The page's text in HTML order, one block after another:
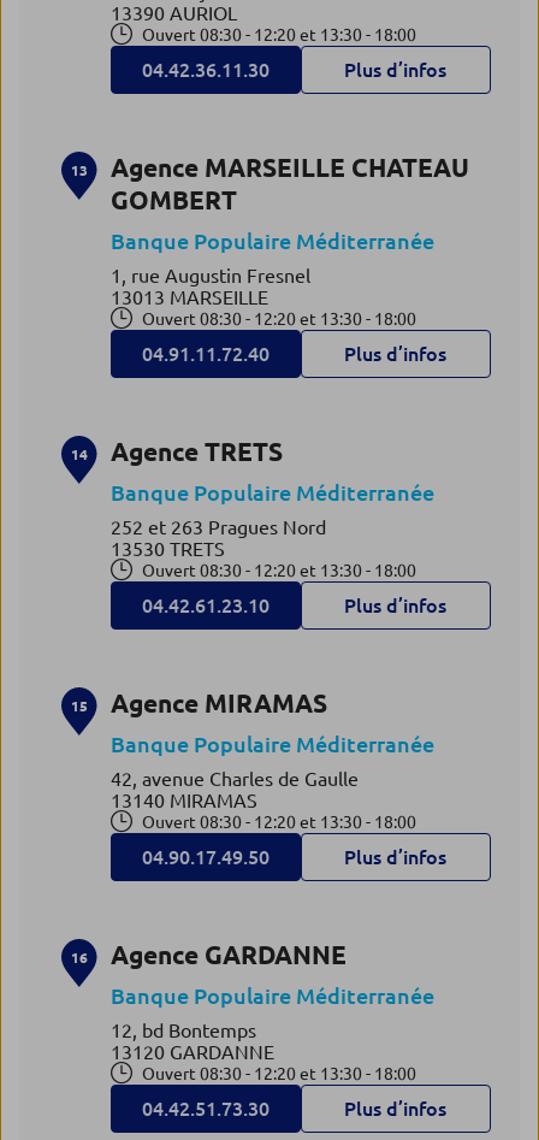
13390 AURIOL
Ouvert 08:30 - 12:20 et 13:30 - 18:00
04.42.36.11.30 Plus d’infos
13
Agence MARSEILLE CHATEAU
GOMBERT
Banque Populaire Méditerranée
1, rue Augustin Fresnel
13013 MARSEILLE
Ouvert 08:30 - 12:20 et 13:30 - 18:00
04.91.11.72.40 Plus d’infos
14 Agence TRETS
Banque Populaire Méditerranée
252 et 263 Pragues Nord
13530 TRETS
Ouvert 08:30 - 12:20 et 13:30 - 18:00
04.42.61.23.10 Plus d’infos
15 Agence MIRAMAS
Banque Populaire Méditerranée
42, avenue Charles de Gaulle
13140 MIRAMAS
Ouvert 08:30 - 12:20 et 13:30 - 18:00
04.90.17.49.50 Plus d’infos
16 Agence GARDANNE
Banque Populaire Méditerranée
12, bd Bontemps
13120 GARDANNE
Ouvert 08:30 - 12:20 et 13:30 - 18:00
04.42.51.73.30 Plus d’infos